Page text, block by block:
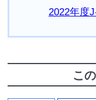
2022年度
こ